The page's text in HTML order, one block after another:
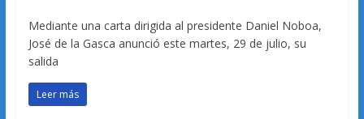
Mediante una carta dirigida al presidente Daniel Noboa,
José de la Gasca anunció este martes, 29 de julio, su
salida
Leer más